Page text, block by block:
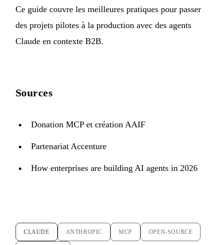
Ce guide couvre les meilleures pratiques pour passer
des projets pilotes à la production avec des agents
Claude en contexte B2B.
Sources
Donation MCP et création AAIF
Partenariat Accenture
How enterprises are building AI agents in 2026
CLAUDE ANTHROPIC MCP OPEN-SOURCE